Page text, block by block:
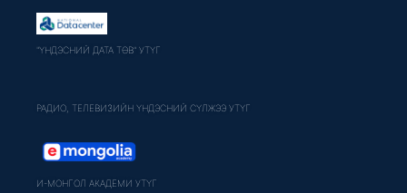
"ҮНДЭСНИЙ ДАТА ТӨВ" УТҮГ
РАДИО, ТЕЛЕВИЗИЙН ҮНДЭСНИЙ СҮЛЖЭЭ УТҮГ
И-МОНГОЛ АКАДЕМИ УТҮГ